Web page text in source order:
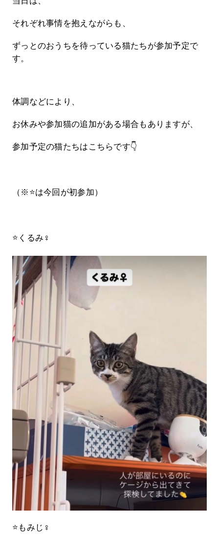
それぞれ事情を抱えながらも、
ずっとのおうちを待っている猫たちが参加予定で
す。
体調などにより、
お休みや参加猫の追加がある場合もありますが、
参加予定の猫たちはこちらです👇
（※⭐️は今回が初参加）
⭐️くるみ♀
⭐️もみじ♀